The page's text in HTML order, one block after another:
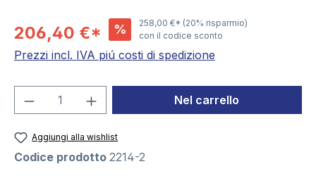
206,40 €* % 258,00 €* (20% risparmio)
con il codice sconto
Prezzi incl. IVA piú costi di spedizione
Quantità del prodotto: inserisci la
Nel carrello
Aggiungi alla wishlist
Codice prodotto 2214-2